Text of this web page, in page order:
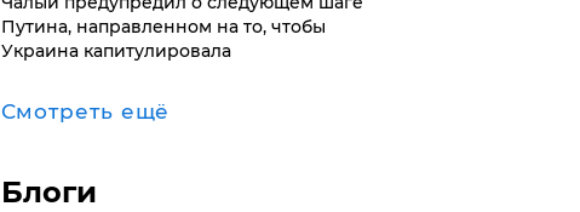
Путина, направленном на то, чтобы
Украина капитулировала
Смотреть ещё
Блоги